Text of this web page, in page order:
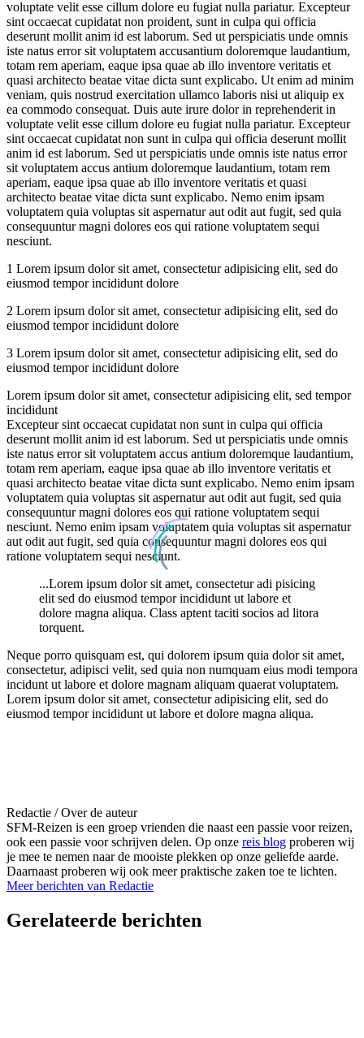
voluptate velit esse cillum dolore eu fugiat nulla pariatur. Excepteur
sint occaecat cupidatat non proident, sunt in culpa qui officia
deserunt mollit anim id est laborum. Sed ut perspiciatis unde omnis
iste natus error sit voluptatem accusantium doloremque laudantium,
totam rem aperiam, eaque ipsa quae ab illo inventore veritatis et
quasi architecto beatae vitae dicta sunt explicabo. Ut enim ad minim
veniam, quis nostrud exercitation ullamco laboris nisi ut aliquip ex
ea commodo consequat. Duis aute irure dolor in reprehenderit in
voluptate velit esse cillum dolore eu fugiat nulla pariatur. Excepteur
sint occaecat cupidatat non sunt in culpa qui officia deserunt mollit
anim id est laborum. Sed ut perspiciatis unde omnis iste natus error
sit voluptatem accus antium doloremque laudantium, totam rem
aperiam, eaque ipsa quae ab illo inventore veritatis et quasi
architecto beatae vitae dicta sunt explicabo. Nemo enim ipsam
voluptatem quia voluptas sit aspernatur aut odit aut fugit, sed quia
consequuntur magni dolores eos qui ratione voluptatem sequi
nesciunt.
1 Lorem ipsum dolor sit amet, consectetur adipisicing elit, sed do
eiusmod tempor incididunt dolore
2 Lorem ipsum dolor sit amet, consectetur adipisicing elit, sed do
eiusmod tempor incididunt dolore
3 Lorem ipsum dolor sit amet, consectetur adipisicing elit, sed do
eiusmod tempor incididunt dolore
Lorem ipsum dolor sit amet, consectetur adipisicing elit, sed tempor
incididunt
Excepteur sint occaecat cupidatat non sunt in culpa qui officia
deserunt mollit anim id est laborum. Sed ut perspiciatis unde omnis
iste natus error sit voluptatem accus antium doloremque laudantium,
totam rem aperiam, eaque ipsa quae ab illo inventore veritatis et
quasi architecto beatae vitae dicta sunt explicabo. Nemo enim ipsam
voluptatem quia voluptas sit aspernatur aut odit aut fugit, sed quia
consequuntur magni dolores eos qui ratione voluptatem sequi
nesciunt. Nemo enim ipsam voluptatem quia voluptas sit aspernatur
aut odit aut fugit, sed quia consequuntur magni dolores eos qui
ratione voluptatem sequi nesciunt.
...Lorem ipsum dolor sit amet, consectetur adi pisicing
elit sed do eiusmod tempor incididunt ut labore et
dolore magna aliqua. Class aptent taciti socios ad litora
torquent.
Neque porro quisquam est, qui dolorem ipsum quia dolor sit amet,
consectetur, adipisci velit, sed quia non numquam eius modi tempora
incidunt ut labore et dolore magnam aliquam quaerat voluptatem.
Lorem ipsum dolor sit amet, consectetur adipisicing elit, sed do
eiusmod tempor incididunt ut labore et dolore magna aliqua.
Redactie / Over de auteur
SFM-Reizen is een groep vrienden die naast een passie voor reizen,
ook een passie voor schrijven delen. Op onze reis blog proberen wij
je mee te nemen naar de mooiste plekken op onze geliefde aarde.
Daarnaast proberen wij ook meer praktische zaken toe te lichten.
Meer berichten van Redactie
Gerelateerde berichten